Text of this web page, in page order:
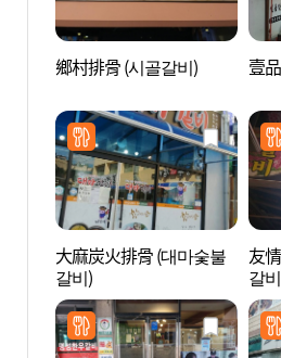
鄉村排骨 (시골갈비) 壹
大麻炭火排骨 (대마숯불
갈비)
友
갈